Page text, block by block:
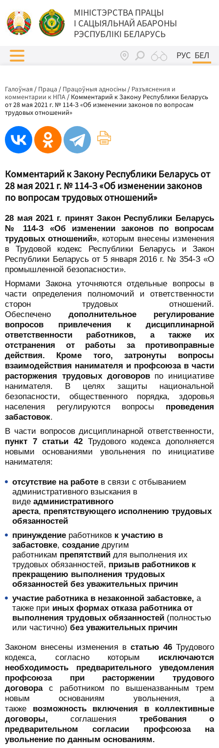
МIНIСТЭРСТВА ПРАЦЫ
I САЦЫЯЛЬНАЙ АБАРОНЫ
РЭСПУБЛІКІ БЕЛАРУСЬ
РУС БЕЛ
Галоўная / Праца / Працоўныя адносіны / Разъяснения и
комментарии к НПА / Комментарий к Закону Республики Беларусь
от 28 мая 2021 г. № 114-З «Об изменении законов по вопросам
трудовых отношений»
Комментарий к Закону Республики Беларусь от
28 мая 2021 г. № 114-З «Об изменении законов
по вопросам трудовых отношений»
28 мая 2021 г. принят Закон Республики Беларусь
№ 114-З «Об изменении законов по вопросам
трудовых отношений», которым внесены изменения
в Трудовой кодекс Республики Беларусь и Закон
Республики Беларусь от 5 января 2016 г. № 354-З «О
промышленной безопасности».
Нормами Закона уточняются отдельные вопросы в
части определения полномочий и ответственности
сторон трудовых отношений.
Обеспечено дополнительное регулирование
вопросов привлечения к дисциплинарной
ответственности работников, а также их
отстранения от работы за противоправные
действия. Кроме того, затронуты вопросы
взаимодействия нанимателя и профсоюза в части
расторжения трудовых договоровпо инициативе
нанимателя. В целях защиты национальной
безопасности, общественного порядка, здоровья
населения регулируются вопросы проведения
забастовок.
В части вопросов дисциплинарной ответственности,
пункт 7 статьи 42 Трудового кодекса дополняется
новыми основаниями увольнения по инициативе
нанимателя:
отсутствие на работе в связи с отбыванием
административного взыскания в
виде административного
ареста, препятствующего исполнению трудовых
обязанностей
принуждение работников к участию в
забастовке, создание другим
работникам препятствий для выполнения их
трудовых обязанностей, призыв работников к
прекращению выполнения трудовых
обязанностей без уважительных причин
участие работника в незаконной забастовке, а
также при иных формах отказа работника от
выполнения трудовых обязанностей (полностью
или частично) без уважительных причин
Законом внесены изменения в статью 46 Трудового
кодекса, согласно которым исключаются
необходимость предварительного уведомления
профсоюза при расторжении трудового
договорас работником по вышеназванным трем
новым основаниям увольнения, а
также возможность включения в коллективные
договоры,соглашения требования о
предварительном согласии профсоюза на
увольнение по данным основаниям.